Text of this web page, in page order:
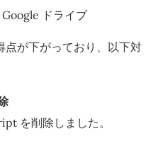
点が下がっており、以下対
を削除しました。